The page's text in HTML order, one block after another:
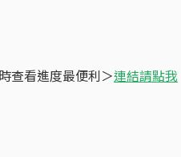
查看進度最便利＞連結請點我